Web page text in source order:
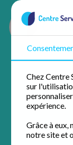
Chez Centre
sur
expérience.
Grâce à eux,
notre site et